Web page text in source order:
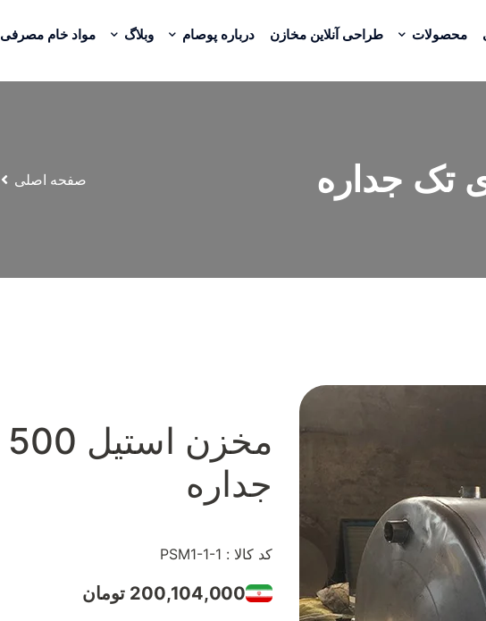
محصولات طراحی آنلاین مخازن درباره پوصام وبلاگ مواد خام مصرفی
صفحه اصلی
جداره
کد کالا : PSM1-1-1
200,104,000 تومان